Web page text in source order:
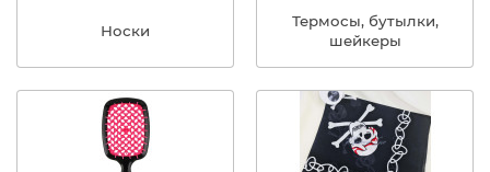
Носки
Термосы, бутылки,
шейкеры